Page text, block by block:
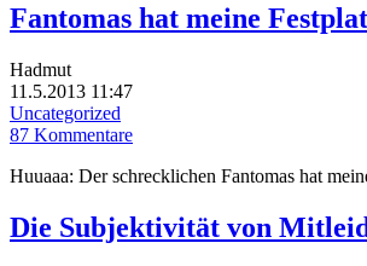
Fantomas hat meine
Hadmut
11.5.2013 11:47
Uncategorized
87 Kommentare
Huuaaa: Der schrecklichen Fantomas hat
Die Subjektivität von